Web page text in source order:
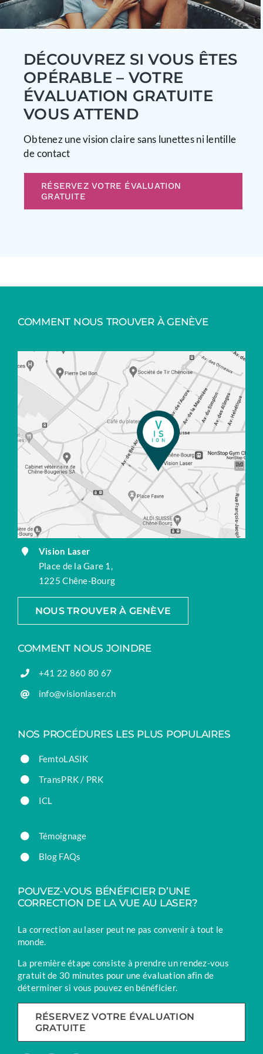
DÉCOUVREZ SI VOUS ÊTES
OPÉRABLE – VOTRE
ÉVALUATION GRATUITE
VOUS ATTEND
Obtenez une vision claire sans lunettes ni lentille
de contact
RÉSERVEZ VOTRE ÉVALUATION
GRATUITE
COMMENT NOUS TROUVER À GENÈVE
Vision Laser
Place de la Gare 1,
1225 Chêne-Bourg
NOUS TROUVER À GENÈVE
COMMENT NOUS JOINDRE
+41 22 860 80 67
info@visionlaser.ch
NOS PROCÉDURES LES PLUS POPULAIRES
FemtoLASIK
TransPRK / PRK
ICL
Témoignage
Blog FAQs
POUVEZ-VOUS BÉNÉFICIER D’UNE
CORRECTION DE LA VUE AU LASER?
La correction au laser peut ne pas convenir à tout le
monde.
La première étape consiste à prendre un rendez-vous
gratuit de 30 minutes pour une évaluation afin de
déterminer si vous pouvez en bénéficier.
RÉSERVEZ VOTRE ÉVALUATION
GRATUITE